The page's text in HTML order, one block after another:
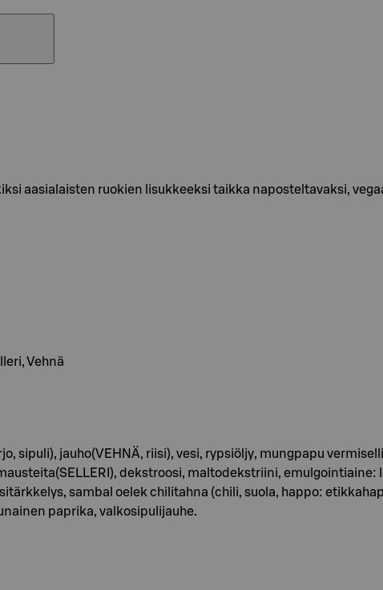
aasialaisten ruokien lisukkeeksi taikka naposteltavaksi,
Vehnä
sipuli), jauho(VEHNÄ, riisi), vesi, rypsiöljy, mungpapu
dekstroosi, maltodekstriini,
sambal oelek chilitahna (chili, suola, happo:
paprika, valkosipulijauhe.